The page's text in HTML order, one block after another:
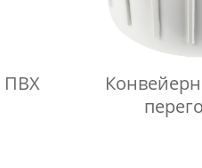
ПВХ